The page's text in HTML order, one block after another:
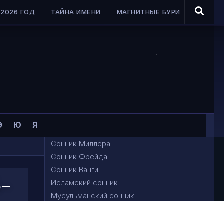
ГОД ТАЙНА ИМЕНИ МАГНИТНЫЕ БУРИ
Ю Я
Сонник Миллера
Сонник Фрейда
Сонник Ванги
Исламский сонник
Мусульманский сонник